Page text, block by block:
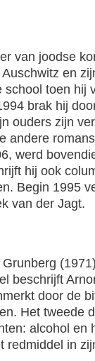
van joodse
en
toen
brak hij
ouders zijn
werd
hij ook
Begin 1995
van der Jagt.
beschrijft
door de
Het tweede
alcohol en
in